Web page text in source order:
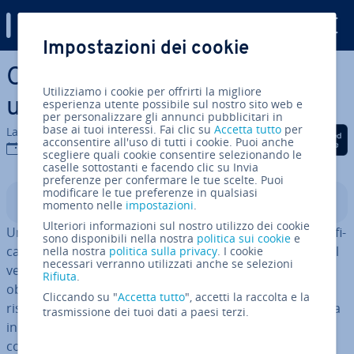
Vai al contenuto prin­ci­pa­le
Come compilare ed emettere
una fattura
La redazione di IONOS
12 set 2023
Condividi via Facebook
Condividi via Twitter
Condividi via
Indice
Una fattura è undocumento ufficialeche serve a cer­ti­fi­
ca­re l’ero­ga­zio­ne di un bene e/o un servizio da parte del
venditore a un ac­qui­ren­te per un prezzo stabilito. Sono
obbligati a emettere una fattura tutti coloro che
risultano essere degli im­pren­di­to­ri (sia in qualità di ditta
in­di­vi­dua­le che come società), dei liberi pro­fes­sio­ni­sti o
coloro che eser­ci­ta­no delle pro­fes­sio­ni nell’ambito
Impostazioni dei cookie
Utilizziamo i cookie per offrirti la migliore
esperienza utente possibile sul nostro sito web e
per personalizzare gli annunci pubblicitari in
base ai tuoi interessi. Fai clic suAccetta tutto per
acconsentire all'uso di tutti i cookie. Puoi anche
scegliere quali cookie consentire selezionando le
caselle sottostanti e facendo clic su Invia
preferenze per confermare le tue scelte. Puoi
modificare le tue preferenze in qualsiasi
momento nelle impostazioni.
Ulteriori informazioni sul nostro utilizzo dei cookie
sono disponibili nella nostra politica sui cookie e
nella nostra politica sulla privacy. I cookie
necessari verranno utilizzati anche se selezioni
Rifiuta.
Cliccando su "Accetta tutto", accetti la raccolta e la
trasmissione dei tuoi dati a paesi terzi.